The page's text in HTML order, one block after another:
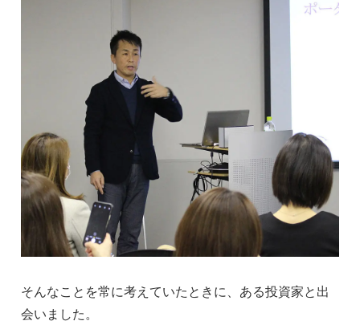
そんなことを常に考えていたときに、ある投資家と出
会いました。